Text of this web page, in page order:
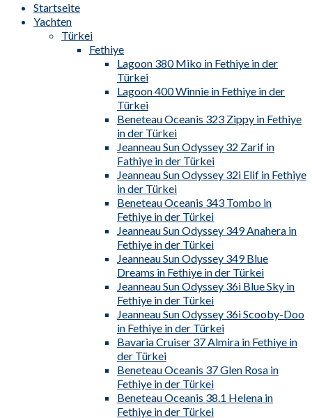
Startseite
Yachten
Türkei
Fethiye
Lagoon 380 Miko in Fethiye in der
Türkei
Lagoon 400 Winnie in Fethiye in der
Türkei
Beneteau Oceanis 323 Zippy in Fethiye
in der Türkei
Jeanneau Sun Odyssey 32 Zarif in
Fathiye in der Türkei
Jeanneau Sun Odyssey 32i Elif in Fethiye
in der Türkei
Beneteau Oceanis 343 Tombo in
Fethiye in der Türkei
Jeanneau Sun Odyssey 349 Anahera in
Fethiye in der Türkei
Jeanneau Sun Odyssey 349 Blue
Dreams in Fethiye in der Türkei
Jeanneau Sun Odyssey 36i Blue Sky in
Fethiye in der Türkei
Jeanneau Sun Odyssey 36i Scooby-Doo
in Fethiye in der Türkei
Bavaria Cruiser 37 Almira in Fethiye in
der Türkei
Beneteau Oceanis 37 Glen Rosa in
Fethiye in der Türkei
Beneteau Oceanis 38.1 Helena in
Fethiye in der Türkei